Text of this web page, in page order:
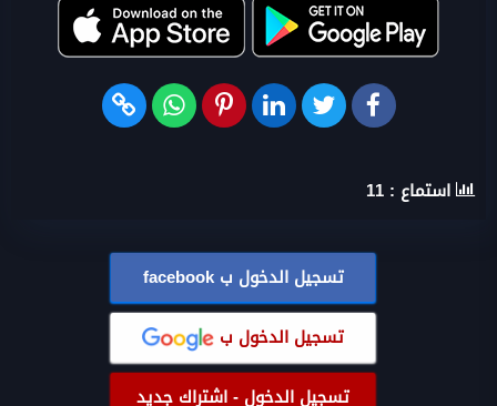
استماع : 11
تسجيل الدخول بfacebook
تسجيل الدخول ب
تسجيل الدخول - اشتراك جديد